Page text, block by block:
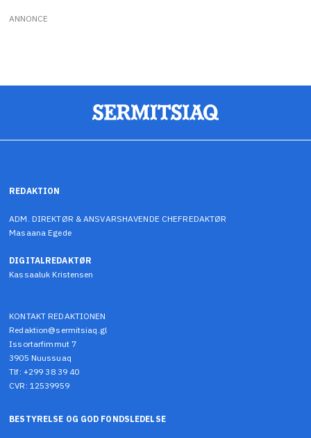
ANNONCE
REDAKTION
ADM. DIREKTØR & ANSVARSHAVENDE CHEFREDAKTØR
Masaana Egede
DIGITALREDAKTØR
Kassaaluk Kristensen
KONTAKT REDAKTIONEN
Redaktion@sermitsiaq.gl
Issortarfimmut 7
3905 Nuussuaq
Tlf: +299 38 39 40
CVR: 12539959
BESTYRELSE OG GOD FONDSLEDELSE